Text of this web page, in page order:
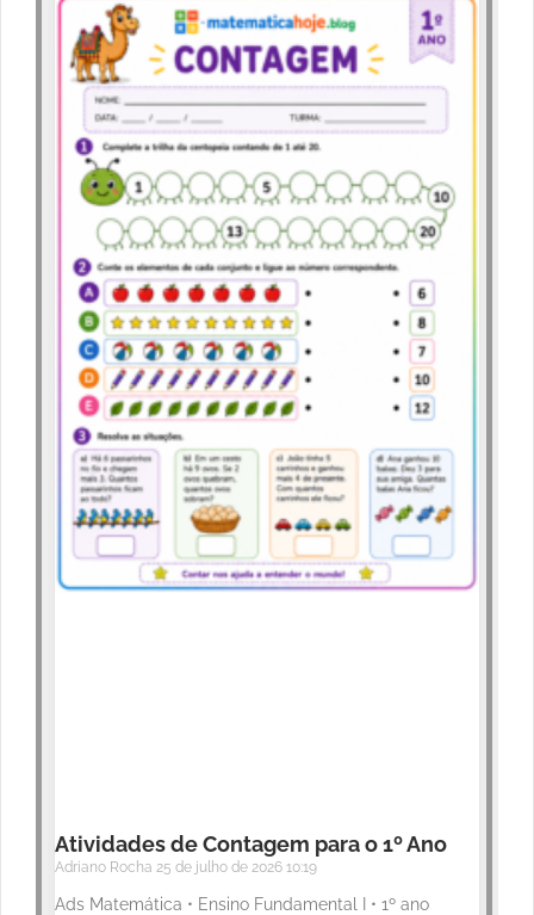
Atividades de Contagem para o 1º Ano
Adriano Rocha 25 de julho de 2026 10:19
Ads Matemática • Ensino Fundamental I • 1º ano